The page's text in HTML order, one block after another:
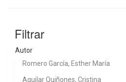
Filtrar
Autor
Romero García, Esther María
Aguilar Quiñones, Cristina